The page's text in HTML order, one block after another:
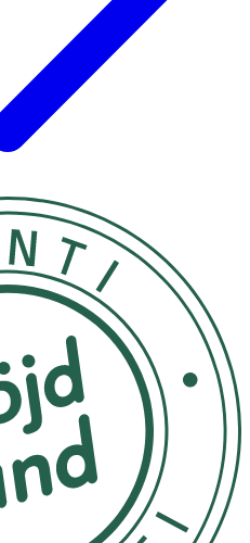
ej fastställd.
(pullulan), leucin.